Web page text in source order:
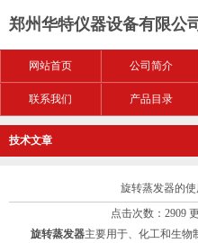
郑州华特仪器设备有限公司
网站首页 公司简介
联系我们 产品目录
技术文章
旋转蒸发器的
点击次数：2909
旋转蒸发器主要用于、化工和生物